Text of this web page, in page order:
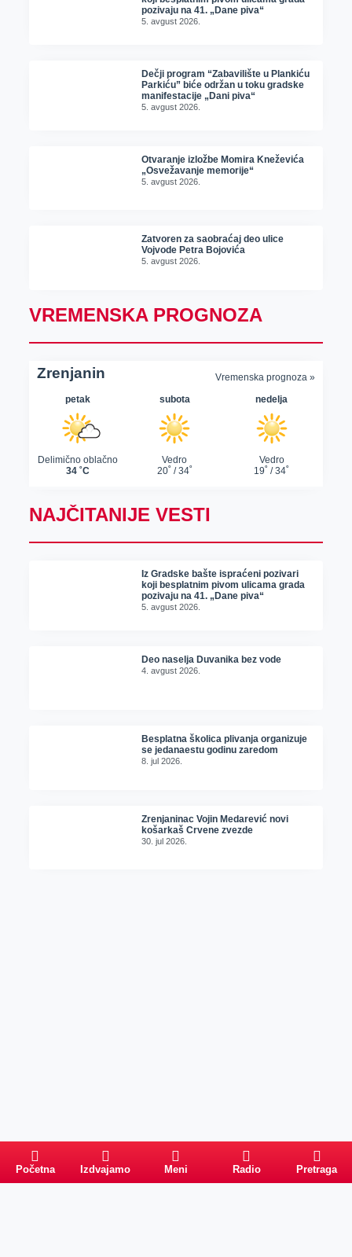
pozivaju na 41. „Dane piva“
5. avgust 2026.
Dečji program “Zabavilište u Plankiću
Parkiću” biće održan u toku gradske
manifestacije „Dani piva“
5. avgust 2026.
Otvaranje izložbe Momira Kneževića
„Osvežavanje memorije“
5. avgust 2026.
Zatvoren za saobraćaj deo ulice
Vojvode Petra Bojovića
5. avgust 2026.
VREMENSKA PROGNOZA
NAJČITANIJE VESTI
Iz Gradske bašte ispraćeni pozivari
koji besplatnim pivom ulicama grada
pozivaju na 41. „Dane piva“
5. avgust 2026.
Deo naselja Duvanika bez vode
4. avgust 2026.
Besplatna školica plivanja organizuje
se jedanaestu godinu zaredom
8. jul 2026.
Zrenjaninac Vojin Medarević novi
košarkaš Crvene zvezde
30. jul 2026.
Početna Izdvajamo Meni Radio Pretraga